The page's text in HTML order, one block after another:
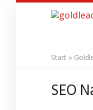
Start »
SEO